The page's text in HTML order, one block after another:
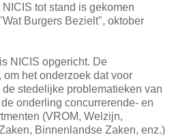
tot stand is gekomen
Burgers Bezielt", oktober
NICIS opgericht. De
het onderzoek dat voor
stedelijke problematieken van
onderling concurrerende- en
(VROM, Welzijn,
Binnenlandse Zaken, enz.)